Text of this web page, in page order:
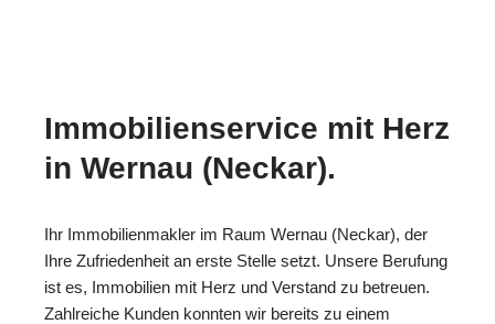
Immobilienservice mit Herz
in Wernau (Neckar).
Ihr Immobilienmakler im Raum Wernau (Neckar), der
Ihre Zufriedenheit an erste Stelle setzt. Unsere Berufung
ist es, Immobilien mit Herz und Verstand zu betreuen.
Zahlreiche Kunden konnten wir bereits zu einem